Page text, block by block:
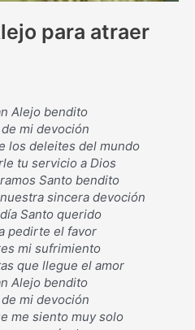
para atraer
Alejo bendito
mi devoción
los deleites del mundo
tu servicio a Dios
Santo bendito
sincera devoción
Santo querido
pedirte el favor
mi sufrimiento
que llegue el amor
Alejo bendito
mi devoción
me siento muy solo